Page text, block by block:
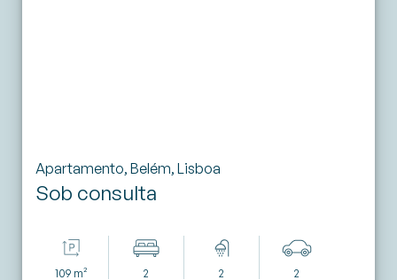
Apartamento, Belém, Lisboa
Sob consulta
109 m² 2 2 2